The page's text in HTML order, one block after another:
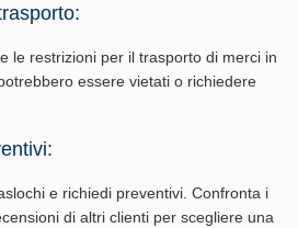
le restrizioni per il trasporto di merci in
essere vietati o richiedere
e richiedi preventivi. Confronta i
di altri clienti per scegliere una